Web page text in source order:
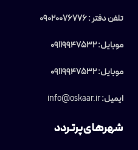
تلفن دفتر : 09020076776
موبایل: 09119947532
موبایل: 09119947532
ایمیل:info@oskaar.ir
شهرهای پرتردد